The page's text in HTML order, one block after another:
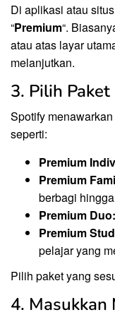
Di aplikasi atau
“Premium“.
atau atas layar
melanjutkan.
3. Pilih
Spotify
seperti:
Premium
Premium
berbagi
Premium Duo:
Premium
pelajar yang
Pilih paket yang
4. Masukkan